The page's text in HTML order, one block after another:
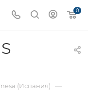
0
(Испания) —